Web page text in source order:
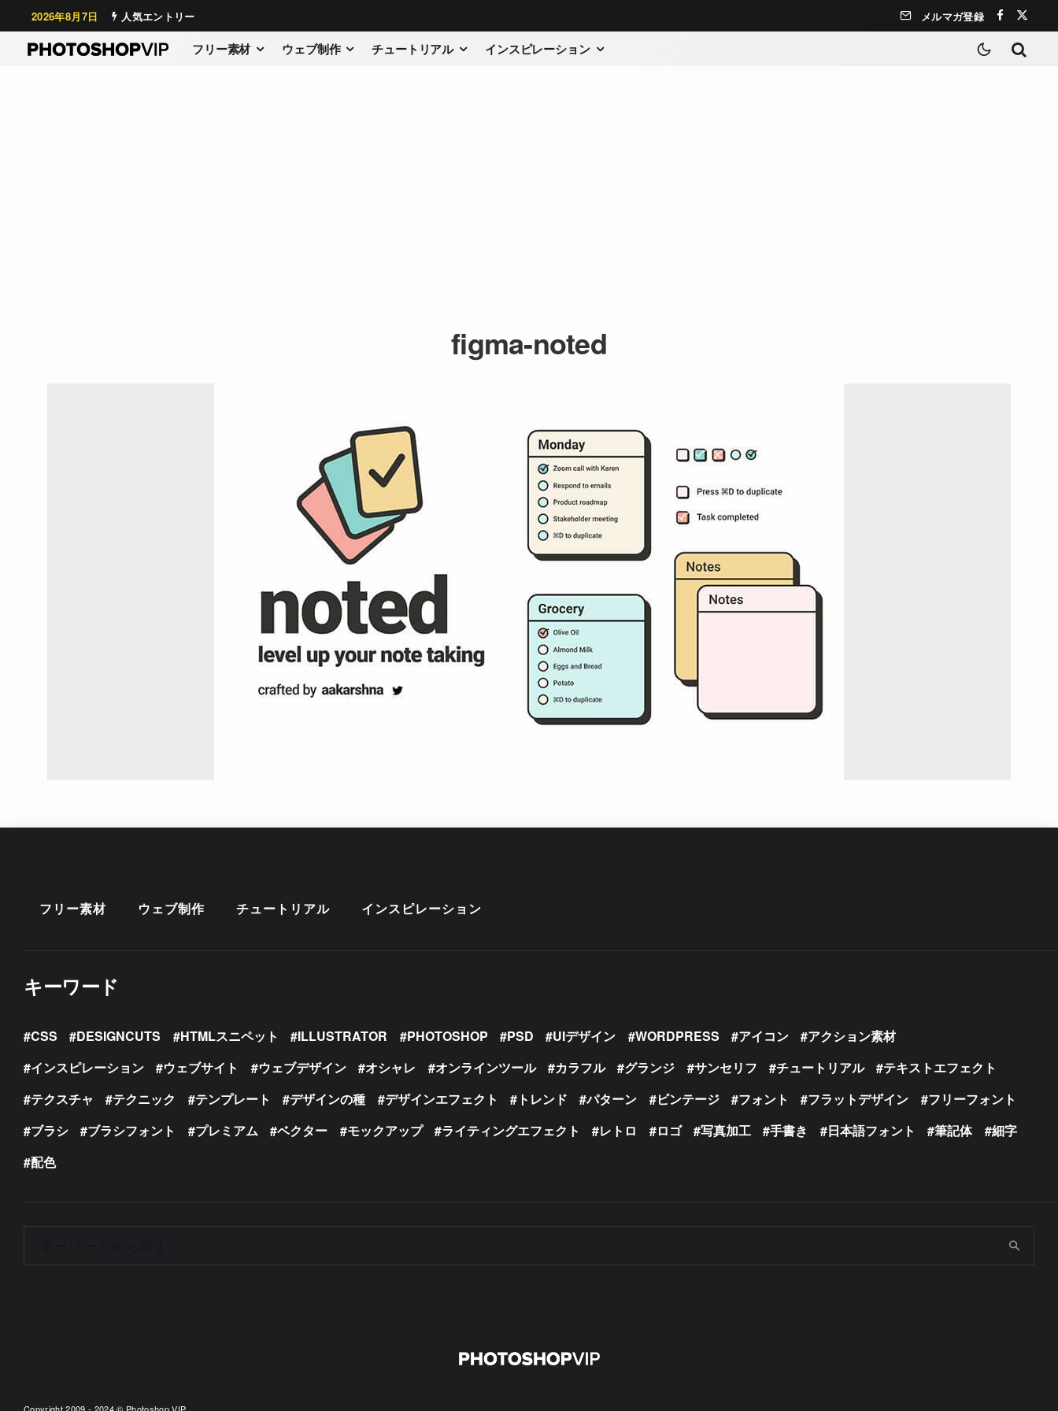
2026年8月7日 人気エントリー メルマガ登録
フリー素材 ウェブ制作 チュートリアル インスピレーション
figma-noted
フリー素材 ウェブ制作 チュートリアル インスピレーション
キーワード
CSS DESIGNCUTS HTMLスニペット ILLUSTRATOR PHOTOSHOP PSD UIデザイン WORDPRESS アイコン
アクション素材
インスピレーション
ウェブサイト ウェブデザイン オシャレ オンラインツール カラフル グランジ サンセリフ チュートリアル
テキストエフェクト
テクスチャ
テクニック テンプレート デザインの種 デザインエフェクト トレンド パターン ビンテージ フォント フラットデザイン
フリーフォント
ブラシ
ブラシフォント プレミアム ベクター モックアップ ライティングエフェクト レトロ ロゴ 写真加工 手書き 日本語フォント 筆記体
細字
配色
Copyright 2009 - 2024 © Photoshop VIP